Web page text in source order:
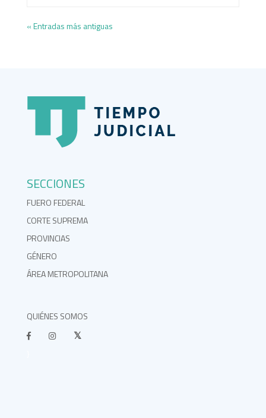
« Entradas más antiguas
SECCIONES
FUERO FEDERAL
CORTE SUPREMA
PROVINCIAS
GÉNERO
ÁREA METROPOLITANA
QUIÉNES SOMOS